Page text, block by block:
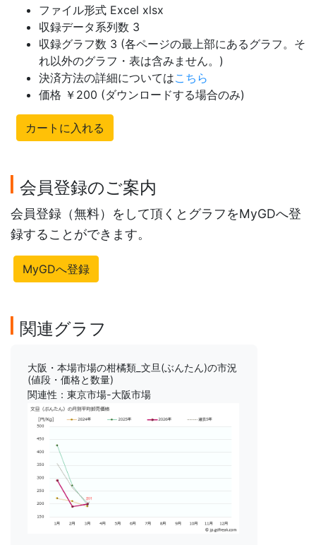
ファイル形式 Excel xlsx
収録データ系列数 3
収録グラフ数 3 (各ページの最上部にあるグラフ。そ
れ以外のグラフ・表は含みません。)
決済方法の詳細についてはこちら
価格 ￥200 (ダウンロードする場合のみ)
カートに入れる
会員登録のご案内
会員登録（無料）をして頂くとグラフをMyGDへ登
録することができます。
MyGDへ登録
関連グラフ
大阪・本場市場の柑橘類_文旦(ぶんたん)の市況
(値段・価格と数量)
関連性：東京市場-大阪市場